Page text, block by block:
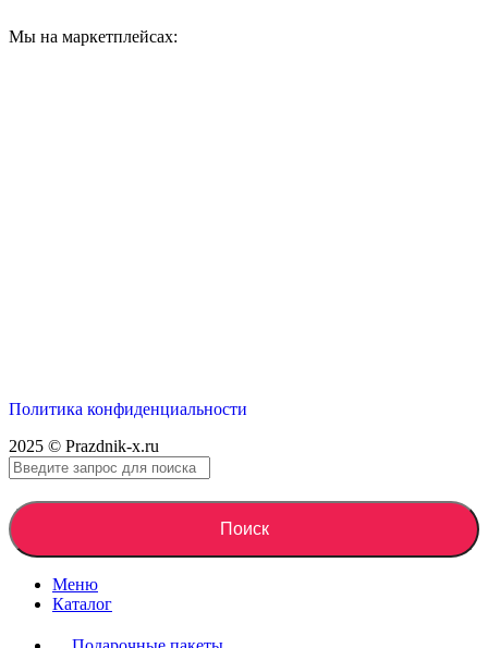
Мы на маркетплейсах:
Политика конфиденциальности
2025 © Prazdnik-x.ru
Поиск
Меню
Каталог